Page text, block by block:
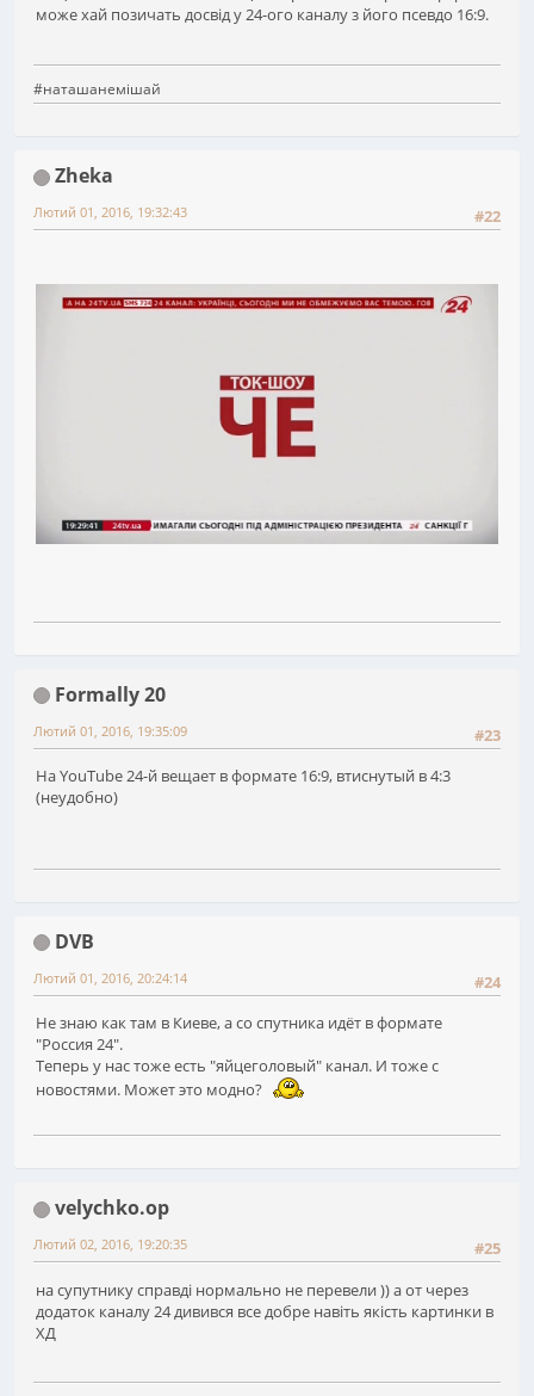
може хай позичать досвід у 24-ого каналу з його псевдо 16:9.
#наташанемішай
Zheka
#22
Лютий 01, 2016, 19:32:43
Formally 20
#23
Лютий 01, 2016, 19:35:09
На YouTube 24-й вещает в формате 16:9, втиснутый в 4:3
(неудобно)
DVB
#24
Лютий 01, 2016, 20:24:14
Не знаю как там в Киеве, а со спутника идёт в формате
"Россия 24".
Теперь у нас тоже есть "яйцеголовый" канал. И тоже с
новостями. Может это модно?
velychko.op
#25
Лютий 02, 2016, 19:20:35
на супутнику справді нормально не перевели )) а от через
додаток каналу 24 дивився все добре навіть якість картинки в
ХД